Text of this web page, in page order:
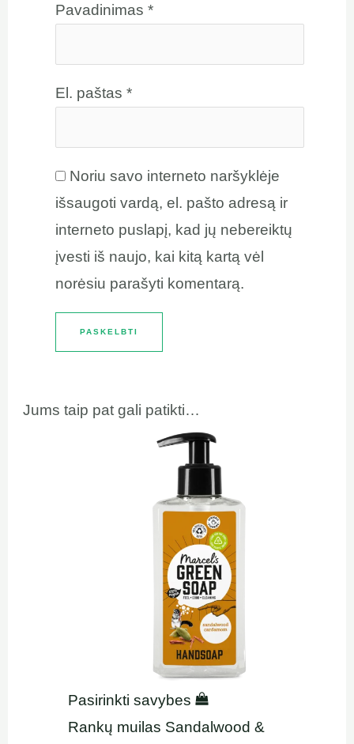
Pavadinimas *
El. paštas *
Noriu savo interneto naršyklėje
išsaugoti vardą, el. pašto adresą ir
interneto puslapį, kad jų nebereiktų
įvesti iš naujo, kai kitą kartą vėl
norėsiu parašyti komentarą.
Jums taip pat gali patikti…
Pasirinkti savybes
Rankų muilas Sandalwood &